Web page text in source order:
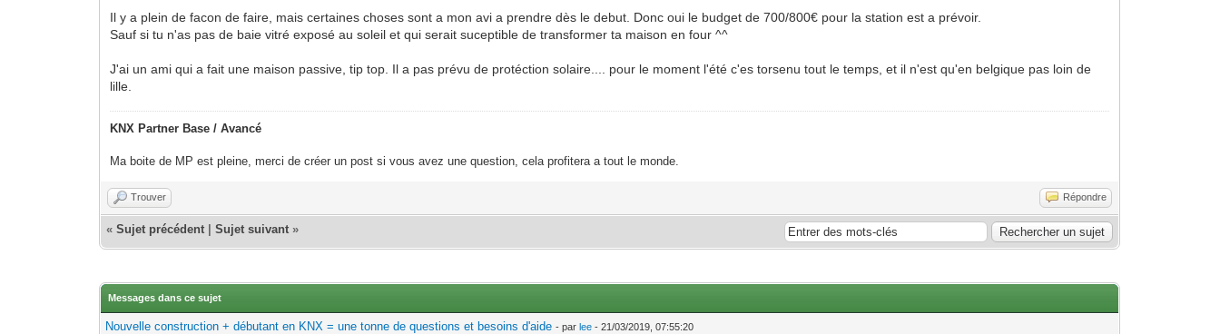
Il y a plein de facon de faire, mais certaines choses sont a mon avi a prendre dès le debut. Donc oui le budget de 700/800€ pour la station est a prévoir.
Sauf si tu n'as pas de baie vitré exposé au soleil et qui serait suceptible de transformer ta maison en four ^^
J'ai un ami qui a fait une maison passive, tip top. Il a pas prévu de protéction solaire.... pour le moment l'été c'es torsenu tout le temps, et il n'est qu'en belgique pas loin de
lille.
KNX Partner Base / Avancé
Ma boite de MP est pleine, merci de créer un post si vous avez une question, cela profitera a tout le monde.
Trouver Répondre
«Sujet précédent |Sujet suivant »
Messages dans ce sujet
Nouvelle construction + débutant en KNX = une tonne de questions et besoins d'aide - parlee - 21/03/2019, 07:55:20